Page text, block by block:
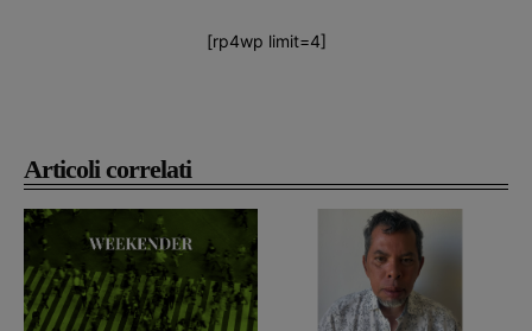
Articoli correlati
[rp4wp limit=4]